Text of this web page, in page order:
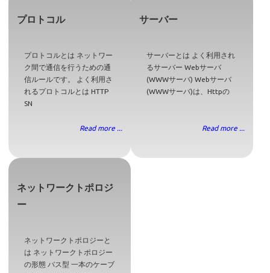
プロトコル
プロトコルとは ネットワー
ク間で通信を行うための通
信ルールです。 よく利用さ
れるプロトコルとは HTTP
SN
Read more ...
サーバー
サーバーとは よく利用され
るサーバー Webサーバ
(WWWサーバ) Webサーバ
(WWWサーバ)は、Httpの
Read more ...
ネットワークトポロジ
ー
ネットワークトポロジーと
は ネットワークトポロジー
の形態 バス型 一本のケーブ